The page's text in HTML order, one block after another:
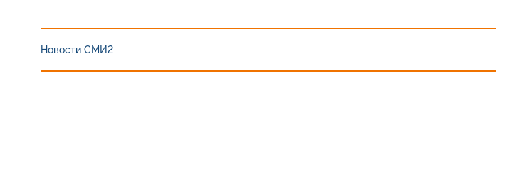
Новости СМИ2